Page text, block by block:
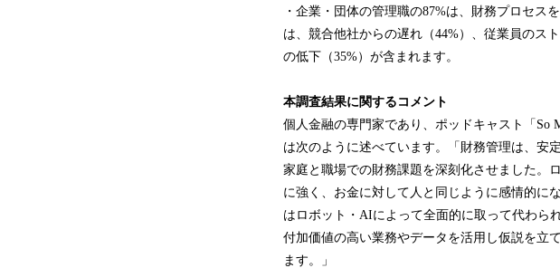
・企業・団体の管理職の87%は、財務プロセス
は、競合他社からの遅れ（44%）、従業員のス
の低下（35%）が含まれます。
本調査結果に関する コメント
個人金融の専門家であり、ポッドキャスト「So
は次のように述べています。「財務管理は、安
家庭と職場での財務課題を深刻化させました。
に強く、お金に対して人と同じように感情的に
はロボット・AIによって全面的に取って代わら
付加価値の高い業務やデータを活用し仮説を立
ます。」